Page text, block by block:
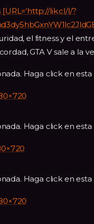
lik.cl/l/?
el fitness y el
GTA V sale a la
Haga click en
Haga click en
Haga click en